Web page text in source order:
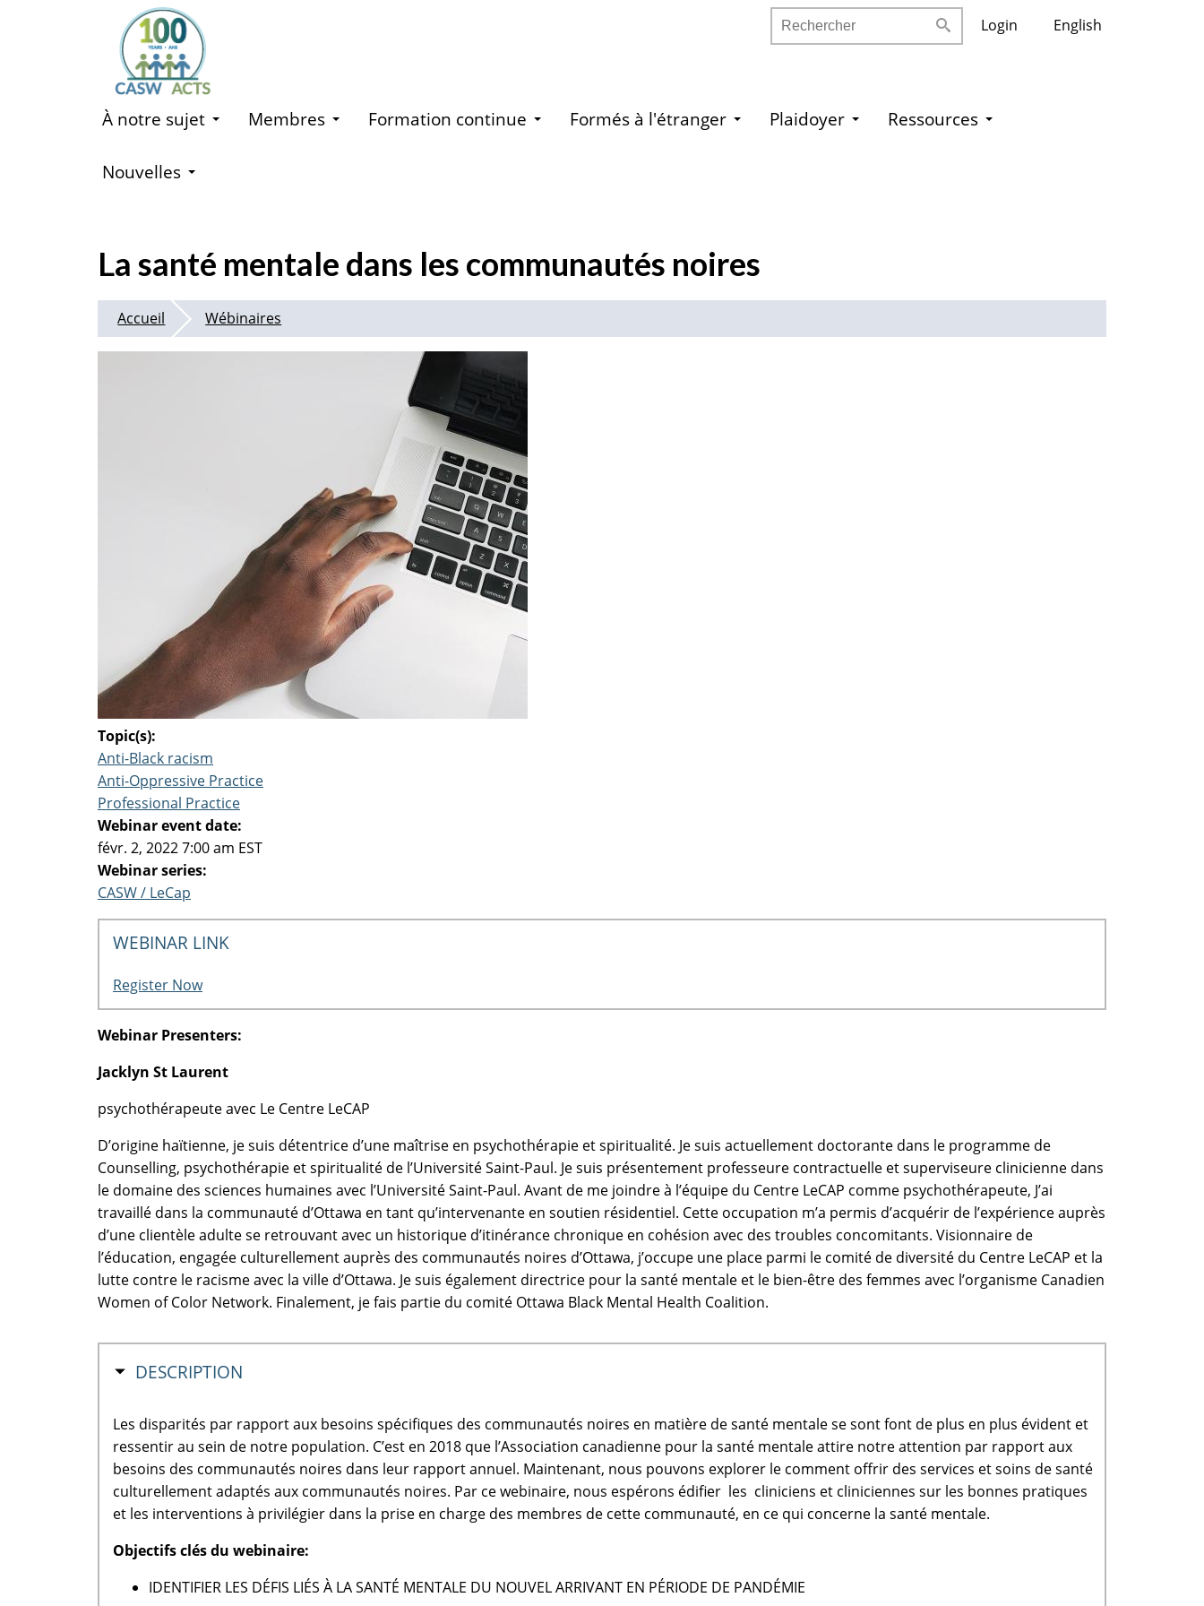
English
Login
Rechercher
À notre sujet Membres Formation continue Formés à l'étranger Plaidoyer Ressources
Nouvelles
La santé mentale dans les communautés noires
Accueil Wébinaires
Topic(s):
Anti-Black racism
Anti-Oppressive Practice
Professional Practice
Webinar event date:
févr. 2, 2022 7:00 am EST
Webinar series:
CASW / LeCap
WEBINAR LINK
Register Now
Webinar Presenters:
Jacklyn St Laurent
psychothérapeute avec Le Centre LeCAP
D’origine haïtienne, je suis détentrice d’une maîtrise en psychothérapie et spiritualité. Je suis actuellement doctorante dans le programme de
Counselling, psychothérapie et spiritualité de l’Université Saint-Paul. Je suis présentement professeure contractuelle et superviseure clinicienne dans
le domaine des sciences humaines avec l’Université Saint-Paul. Avant de me joindre à l’équipe du Centre LeCAP comme psychothérapeute, J’ai
travaillé dans la communauté d’Ottawa en tant qu’intervenante en soutien résidentiel. Cette occupation m’a permis d’acquérir de l’expérience auprès
d’une clientèle adulte se retrouvant avec un historique d’itinérance chronique en cohésion avec des troubles concomitants. Visionnaire de
l’éducation, engagée culturellement auprès des communautés noires d’Ottawa, j’occupe une place parmi le comité de diversité du Centre LeCAP et la
lutte contre le racisme avec la ville d’Ottawa. Je suis également directrice pour la santé mentale et le bien-être des femmes avec l’organisme Canadien
Women of Color Network. Finalement, je fais partie du comité Ottawa Black Mental Health Coalition.
MASQUER
DESCRIPTION
Les disparités par rapport aux besoins spécifiques des communautés noires en matière de santé mentale se sont font de plus en plus évident et
ressentir au sein de notre population. C’est en 2018 que l’Association canadienne pour la santé mentale attire notre attention par rapport aux
besoins des communautés noires dans leur rapport annuel. Maintenant, nous pouvons explorer le comment offrir des services et soins de santé
culturellement adaptés aux communautés noires. Par ce webinaire, nous espérons édifier les cliniciens et cliniciennes sur les bonnes pratiques
et les interventions à privilégier dans la prise en charge des membres de cette communauté, en ce qui concerne la santé mentale.
Objectifs clés du webinaire:
IDENTIFIER LES DÉFIS LIÉS À LA SANTÉ MENTALE DU NOUVEL ARRIVANT EN PÉRIODE DE PANDÉMIE